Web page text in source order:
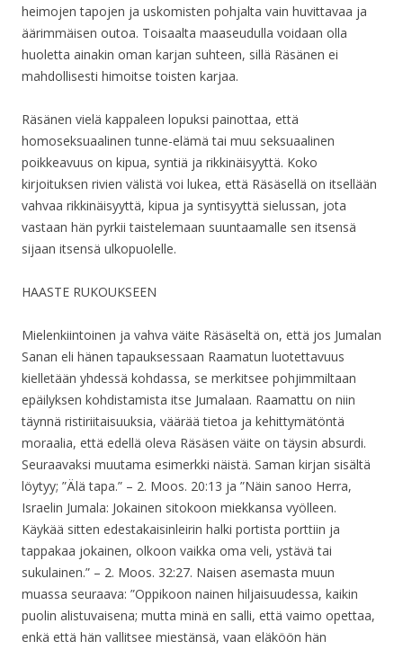
heimojen tapojen ja uskomisten pohjalta vain huvittavaa ja
äärimmäisen outoa. Toisaalta maaseudulla voidaan olla
huoletta ainakin oman karjan suhteen, sillä Räsänen ei
mahdollisesti himoitse toisten karjaa.
Räsänen vielä kappaleen lopuksi painottaa, että
homoseksuaalinen tunne-elämä tai muu seksuaalinen
poikkeavuus on kipua, syntiä ja rikkinäisyyttä. Koko
kirjoituksen rivien välistä voi lukea, että Räsäsellä on itsellään
vahvaa rikkinäisyyttä, kipua ja syntisyyttä sielussan, jota
vastaan hän pyrkii taistelemaan suuntaamalle sen itsensä
sijaan itsensä ulkopuolelle.
HAASTE RUKOUKSEEN
Mielenkiintoinen ja vahva väite Räsäseltä on, että jos Jumalan
Sanan eli hänen tapauksessaan Raamatun luotettavuus
kielletään yhdessä kohdassa, se merkitsee pohjimmiltaan
epäilyksen kohdistamista itse Jumalaan. Raamattu on niin
täynnä ristiriitaisuuksia, väärää tietoa ja kehittymätöntä
moraalia, että edellä oleva Räsäsen väite on täysin absurdi.
Seuraavaksi muutama esimerkki näistä. Saman kirjan sisältä
löytyy; ”Älä tapa.” – 2. Moos. 20:13 ja ”Näin sanoo Herra,
Israelin Jumala: Jokainen sitokoon miekkansa vyölleen.
Käykää sitten edestakaisinleirin halki portista porttiin ja
tappakaa jokainen, olkoon vaikka oma veli, ystävä tai
sukulainen.” – 2. Moos. 32:27. Naisen asemasta muun
muassa seuraava: ”Oppikoon nainen hiljaisuudessa, kaikin
puolin alistuvaisena; mutta minä en salli, että vaimo opettaa,
enkä että hän vallitsee miestänsä, vaan eläköön hän